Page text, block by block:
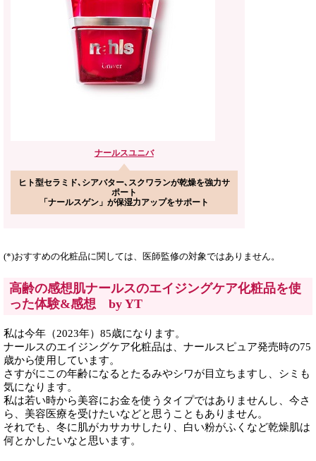
ナールスユニバ
ヒト型セラミド､シアバター､スクワランが乾燥を強力サ
ポート
「ナールスゲン」が保湿力アップをサポート
(*)おすすめの化粧品に関しては、医師監修の対象ではありません。
高齢の感想肌ナールスのエイジングケア化粧品を使
った体験&感想 by YT
私は今年（2023年）85歳になります。
ナールスのエイジングケア化粧品は、ナールスピュア発売時の75
歳から使用しています。
さすがにこの年齢になるとたるみやシワが目立ちますし、シミも
気になります。
私は若い時から美容にお金を使うタイプではありませんし、今さ
ら、美容医療を受けたいなどと思うこともありません。
それでも、冬に肌がカサカサしたり、白い粉がふくなど乾燥肌は
何とかしたいなと思います。